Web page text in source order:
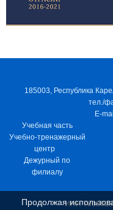
185003, Республика
тел./
E-
Учебная часть
Учебно-тренажерный
центр
Дежурный по
филиалу
ИНН
Продолжая